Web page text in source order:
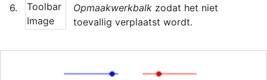
6.
Opmaakwerkbalk zodat het niet
toevallig verplaatst wordt.